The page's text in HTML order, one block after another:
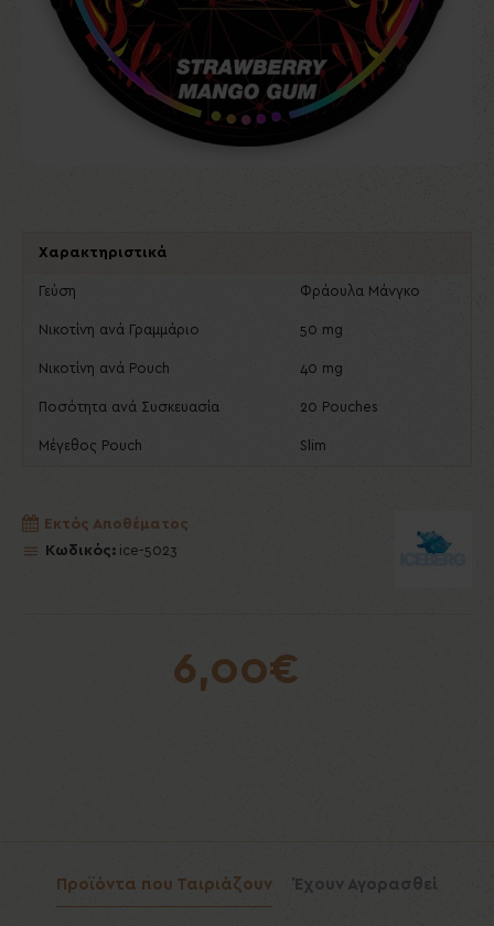
Χαρακτηριστικά
Γεύση Φράουλα Μάνγκο
Νικοτίνη ανά Γραμμάριο 50 mg
Νικοτίνη ανά Pouch 40 mg
Ποσότητα ανά Συσκευασία 20 Pouches
Μέγεθος Pouch Slim
6,00€
Εκτός Αποθέματος
Κωδικός: ice-5023
Προϊόντα που Ταιριάζουν Έχουν Αγορασθεί